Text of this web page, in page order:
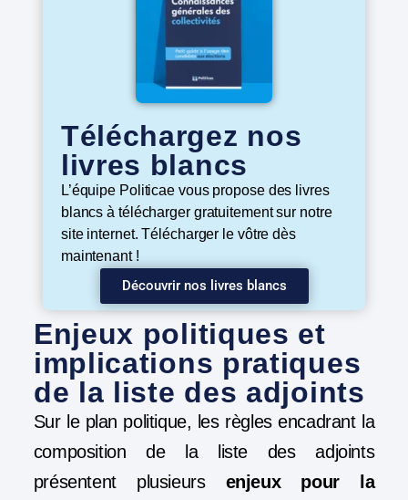
Téléchargez nos
livres blancs
L’équipe Politicae vous propose des livres
blancs à télécharger gratuitement sur notre
site internet. Télécharger le vôtre dès
maintenant !
Découvrir nos livres blancs
Enjeux politiques et
implications pratiques
de la liste des adjoints
Sur le plan politique, les règles encadrant la
composition de la liste des adjoints
présentent plusieurs enjeux pour la